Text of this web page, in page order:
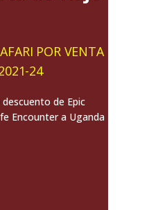
POR VENTA
24
de Epic
Encounter a Uganda